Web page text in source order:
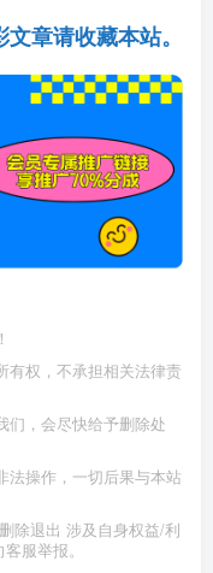
章请收藏本站。
有权，不承担相关法律责
们，会尽快给予删除处
法操作，一切后果与本站
除退出 涉及自身权益/利
服举报。